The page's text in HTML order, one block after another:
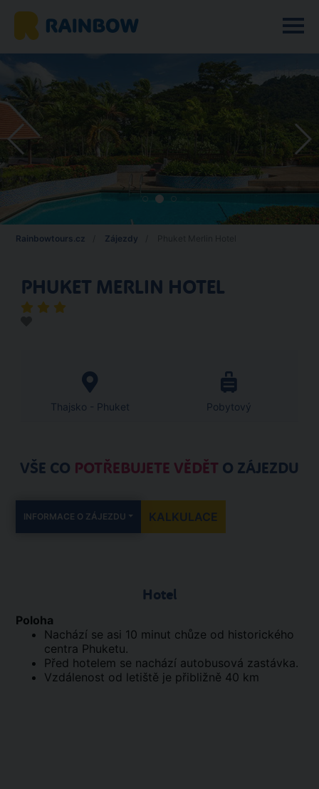
Rainbowtours.cz Zájezdy
PHUKET MERLIN HOTEL
Thajsko - Phuket Pobytový
VŠE CO POTŘEBUJETE VĚDĚT O ZÁJEZDU
INFORMACE O ZÁJEZDU KALKULACE
Hotel
Poloha
Nachází se asi 10 minut chůze od historického
centra Phuketu.
Před hotelem se nachází autobusová zastávka.
Vzdálenost od letiště je přibližně 40 km